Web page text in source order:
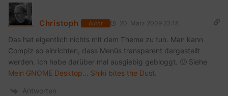
Christoph Autor 20. März 2009 22:18
Das hat eigentlich nichts mit dem Theme zu tun. Man kann
Compiz so einrichten, dass Menüs transparent dargestellt
werden. Ich habe darüber mal ausgiebig gebloggt. 🙂 Siehe
Mein GNOME Desktop… Shiki bites the Dust
Antworten